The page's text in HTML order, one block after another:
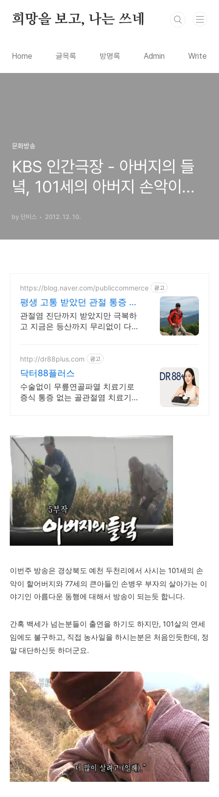
희망을 보고, 나는 쓰네
Home 글목록 방명록 Admin Write
문화방송
KBS 인간극장 - 아버지의 들
녘, 101세의 아버지 손악이씨
부자 가족의 이야기
by 단비스 2012. 12. 10.
https://blog.naver.com/publiccommerce 광고
평생 고통 받았던 관절 통증 이
제는 극복했습니다.
관절염 진단까지 받았지만 극복하
고 지금은 등산까지 무리없이 다니
http://dr88plus.com 광고
닥터88플러스
수술없이 무릎연골파열 치료기로
증식 통증 없는 골관절염 치료기
이번주 방송은 경상북도 예천 두천리에서 사시는 101세의 손
악이 할어버지와 77세의 큰아들인 손병우 부자의 살아가는 이
야기인 아름다운 동행에 대해서 방송이 되는듯 합니다.
간혹 백세가 넘는분들이 출연을 하기도 하지만, 101살의 연세
임에도 불구하고, 직접 농사일을 하시는분은 처음인듯한데, 정
말 대단하신듯 하더군요.